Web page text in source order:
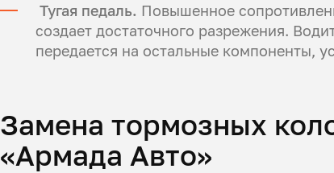
Тугая педаль. Повышенное
создает достаточного разрежения.
передается на остальные компоненты,
Замена тормозных
«Армада Авто»